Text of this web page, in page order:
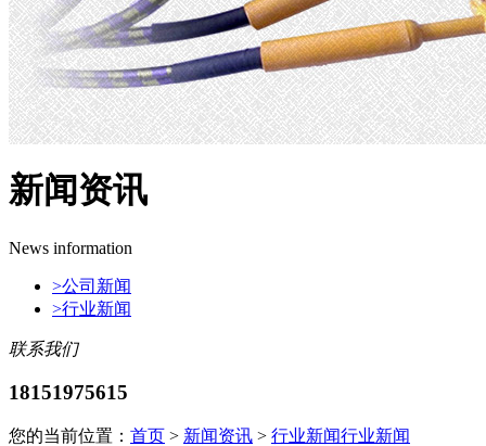
新闻资讯
News information
>公司新闻
>行业新闻
联系我们
18151975615
您的当前位置： 首页 > 新闻资讯 > 行业新闻行业新闻